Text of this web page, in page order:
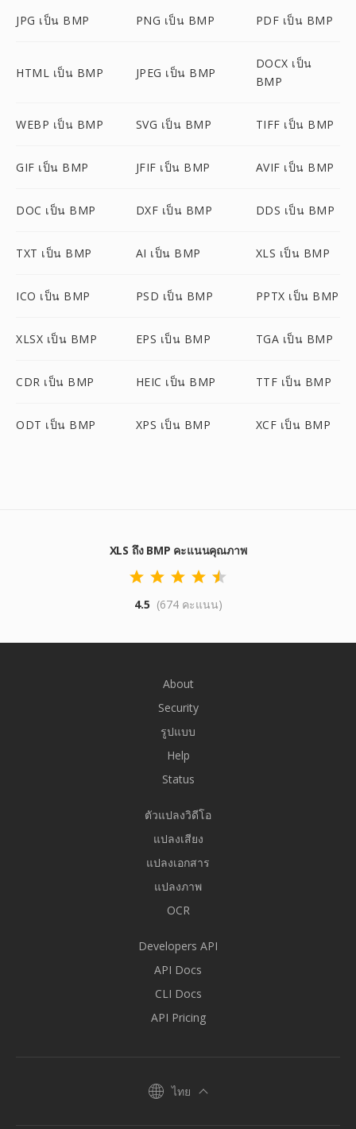
JPG เป็น BMP PNG เป็น BMP PDF เป็น BMP
HTML เป็น BMP JPEG เป็น BMP
DOCX เป็น
BMP
WEBP เป็น BMP SVG เป็น BMP TIFF เป็น BMP
GIF เป็น BMP JFIF เป็น BMP AVIF เป็น BMP
DOC เป็น BMP DXF เป็น BMP DDS เป็น BMP
TXT เป็น BMP AI เป็น BMP XLS เป็น BMP
ICO เป็น BMP PSD เป็น BMP PPTX เป็น BMP
XLSX เป็น BMP EPS เป็น BMP TGA เป็น BMP
CDR เป็น BMP HEIC เป็น BMP TTF เป็น BMP
ODT เป็น BMP XPS เป็น BMP XCF เป็น BMP
XLS ถึง BMP คะแนนคุณภาพ
4.5 (674 คะแนน)
About
Security
รูปแบบ
Help
Status
ตัวแปลงวิดีโอ
แปลงเสียง
แปลงเอกสาร
แปลงภาพ
OCR
Developers API
API Docs
CLI Docs
API Pricing
ไทย